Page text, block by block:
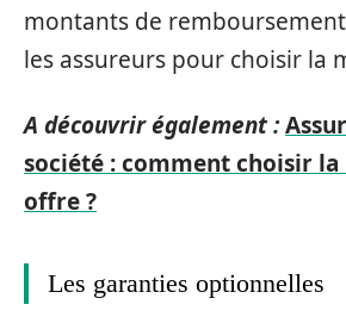
montants de
les assureurs pour choisir la
A découvrir également :
société : comment choisir
offre ?
Les garanties optionnelles